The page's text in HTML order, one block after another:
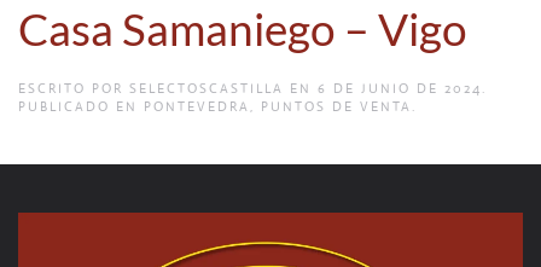
Casa Samaniego – Vigo
ESCRITO POR SELECTOSCASTILLA EN 6 DE JUNIO DE 2024 .
PUBLICADO EN PONTEVEDRA, PUNTOS DE VENTA .